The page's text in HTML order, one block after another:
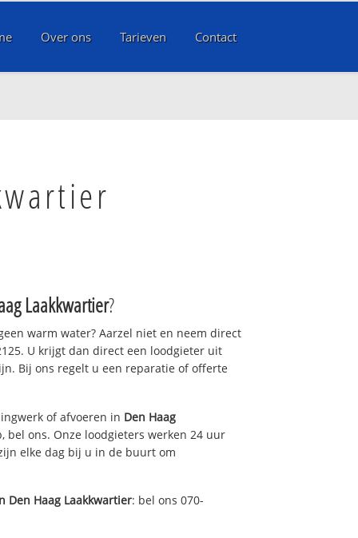
Over ons Tarieven Contact
Laakkwartier?
warm water? Aarzel niet en neem direct
U krijgt dan direct een loodgieter uit
Bij ons regelt u een reparatie of offerte
of afvoeren in Den Haag
bel ons. Onze loodgieters werken 24 uur
elke dag bij u in de buurt om
Den Haag Laakkwartier: bel ons 070-